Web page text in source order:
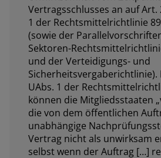
Vertragsschlusses an auf Art.
1 der Rechtsmittelrichtlinie
(sowie der
Sektoren-
und der Verteidigungs- und
Sicherheitsvergaberichtlinie).
UAbs. 1 der
können die Mitgliedsstaaten „
die von dem öffentlichen
unabhängige
Vertrag nicht als unwirksam
selbst wenn der Auftrag […]